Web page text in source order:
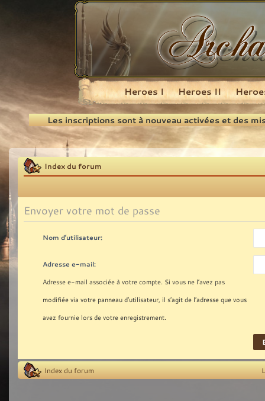
Recherche
Heroes I Heroes II
Les inscriptions sont à nouveau activées et des
Index du forum
Envoyer votre mot de passe
Nom d’utilisateur:
Adresse e-mail:
Adresse e-mail associée à votre compte. Si vous ne l’avez pas
modifiée via votre panneau d’utilisateur, il s’agit de l’adresse que vous
avez fournie lors de votre enregistrement.
Index du forum